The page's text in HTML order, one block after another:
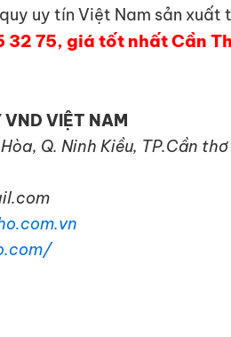
uy tín Việt Nam sản
32 75, giá tốt nhất Cần
VND VIỆT NAM
Q. Ninh Kiều, TP.Cần thơ